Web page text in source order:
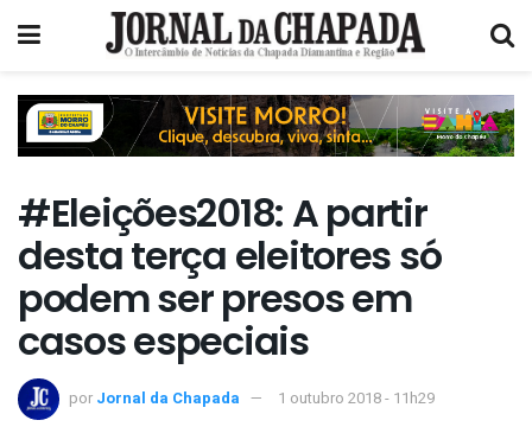
#Eleições2018: A partir
desta terça eleitores só
podem ser presos em
casos especiais
por Jornal da Chapada 1 outubro 2018 - 11h29